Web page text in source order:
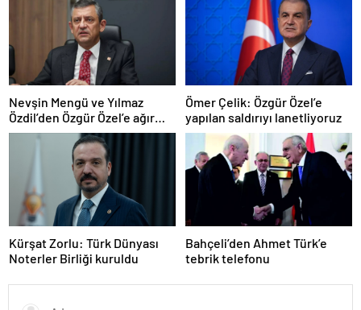
Nevşin Mengü ve Yılmaz
Özdil’den Özgür Özel’e ağır
eleştiriler
Ömer Çelik: Özgür Özel’e
yapılan saldırıyı lanetliyoruz
Kürşat Zorlu: Türk Dünyası
Noterler Birliği kuruldu
Bahçeli’den Ahmet Türk’e
tebrik telefonu